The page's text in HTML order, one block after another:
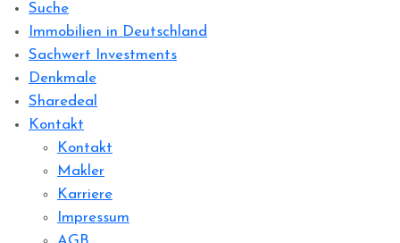
Suche
Immobilien in Deutschland
Sachwert Investments
Denkmale
Sharedeal
Kontakt
Kontakt
Makler
Karriere
Impressum